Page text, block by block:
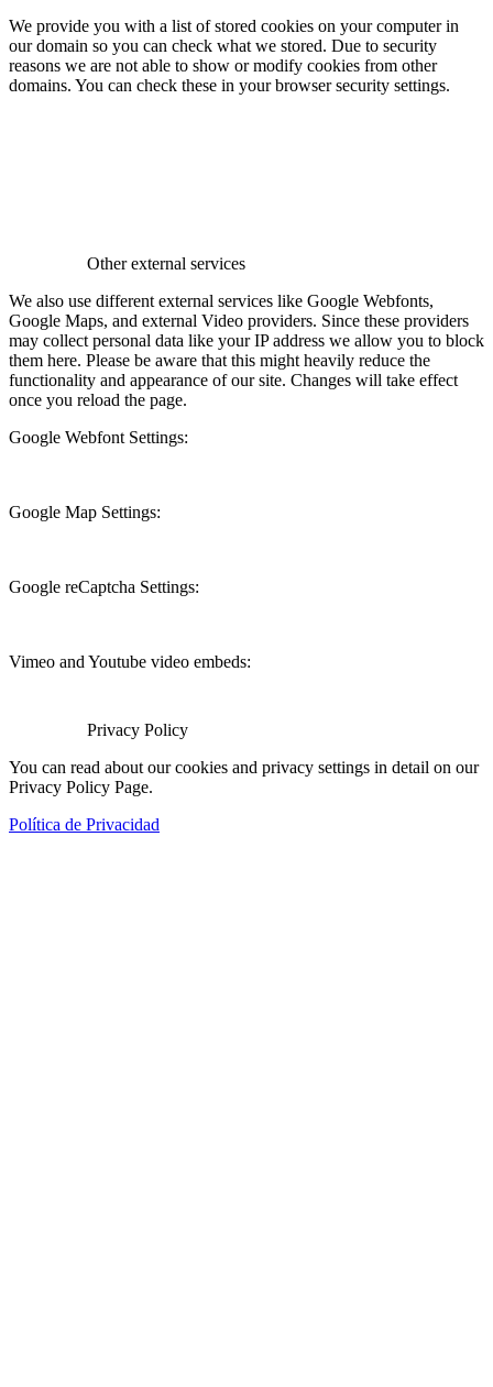
We provide you with a list of stored cookies on your computer in
our domain so you can check what we stored. Due to security
reasons we are not able to show or modify cookies from other
domains. You can check these in your browser security settings.
Other external services
We also use different external services like Google Webfonts,
Google Maps, and external Video providers. Since these providers
may collect personal data like your IP address we allow you to block
them here. Please be aware that this might heavily reduce the
functionality and appearance of our site. Changes will take effect
once you reload the page.
Google Webfont Settings:
Google Map Settings:
Google reCaptcha Settings:
Vimeo and Youtube video embeds:
Privacy Policy
You can read about our cookies and privacy settings in detail on our
Privacy Policy Page.
Política de Privacidad